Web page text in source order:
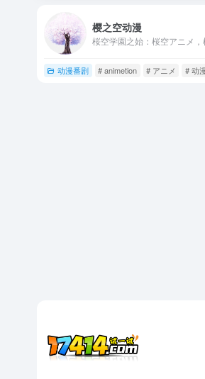
樱之空动漫
动漫番剧 # animetion # アニメ # 动